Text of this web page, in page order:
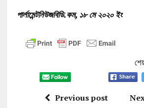
পার্লামেন্টনিউজবিডি.কম, ১৮ মে ২০২০ ইং
Previous post